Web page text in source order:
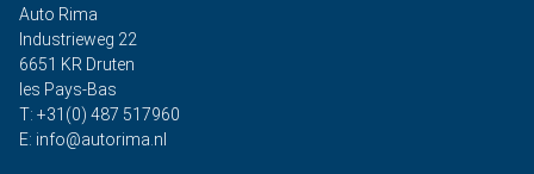
Auto Rima
Industrieweg 22
6651 KR Druten
les Pays-Bas
T: +31(0) 487 517960
E: info@autorima.nl